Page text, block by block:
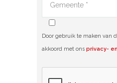
Door gebruik te maken van
akkoord met ons privacy-